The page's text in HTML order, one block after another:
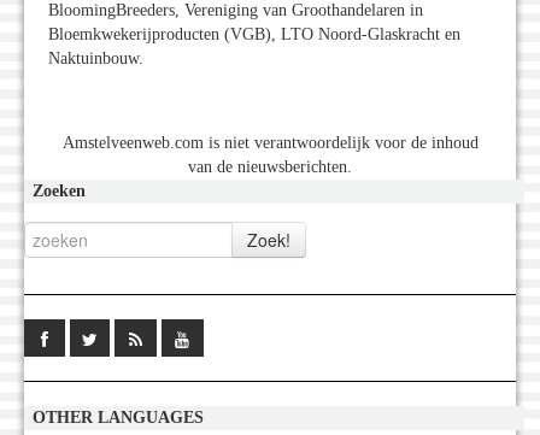
BloomingBreeders, Vereniging van Groothandelaren in
Bloemkwekerijproducten (VGB), LTO Noord-Glaskracht en
Naktuinbouw.
Amstelveenweb.com is niet verantwoordelijk voor de inhoud
van de nieuwsberichten.
Zoeken
OTHER LANGUAGES